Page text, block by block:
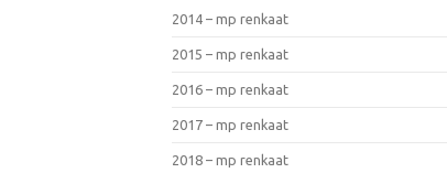
2014 – mp renkaat
2015 – mp renkaat
2016 – mp renkaat
2017 – mp renkaat
2018 – mp renkaat